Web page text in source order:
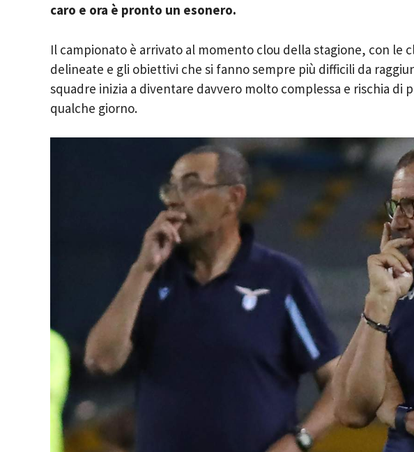
caro e ora è pronto un esonero.
Il campionato è arrivato al momento clou della stagione, con le
delineate e gli obiettivi che si fanno sempre più difficili da
squadre inizia a diventare davvero molto complessa e rischia di
qualche giorno.